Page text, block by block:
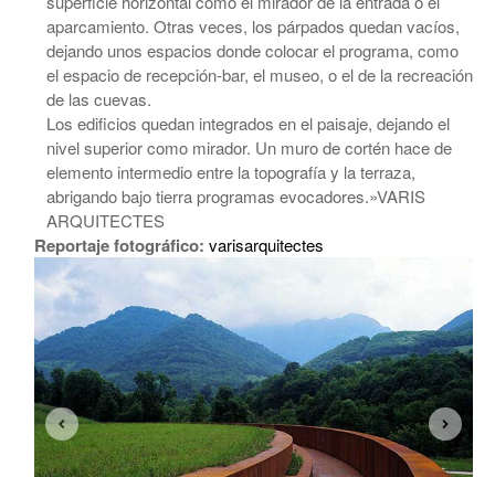
aparcamiento. Otras veces, los párpados quedan vacíos,
dejando unos espacios donde colocar el programa, como
el espacio de recepción-bar, el museo, o el de la recreación
de las cuevas.
Los edificios quedan integrados en el paisaje, dejando el
nivel superior como mirador. Un muro de cortén hace de
elemento intermedio entre la topografía y la terraza,
abrigando bajo tierra programas evocadores.»VARIS
ARQUITECTES
Reportaje fotográfico: varisarquitectes